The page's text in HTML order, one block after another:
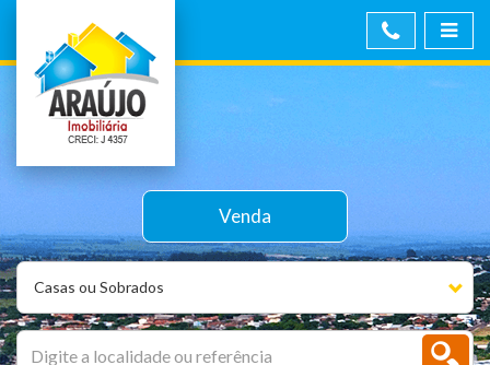
Casas ou Sobrados
Venda